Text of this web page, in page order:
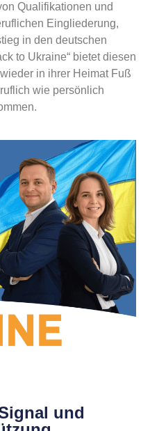
Qualifikationen und
Eingliederung,
in den deutschen
to Ukraine“ bietet diesen
in ihrer Heimat Fuß
wie persönlich
und